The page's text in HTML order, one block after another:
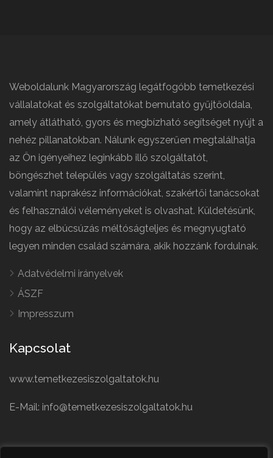
Weboldalunk Magyarország legátfogóbb temetkezési
vállalatokat és szolgáltatókat bemutató gyűjtőoldala,
amely átlátható, gyors és megbízható segítséget nyújt a
nehéz pillanatokban. Nálunk egyszerűen megtalálhatja
az Ön igényeihez leginkább illő szolgáltatót,
böngészhet település vagy szolgáltatás szerint,
valamint naprakész információkat, szakértői tanácsokat
és felhasználói véleményeket is olvashat. Küldetésünk,
hogy az elbúcsúzás méltóságteljes és megnyugtató
legyen minden család számára, akik hozzánk fordulnak.
Adatvédelmi irányelvek
ÁSZF
Impresszum
Kapcsolat
www.temetkezesiszolgaltatok.hu
E-Mail: info@temetkezesiszolgaltatok.hu